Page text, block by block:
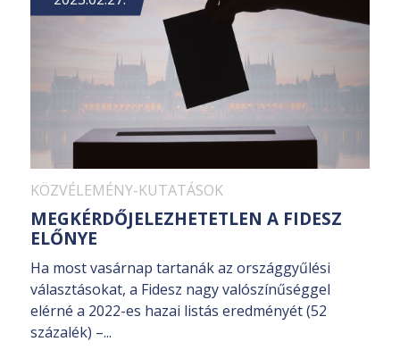
KÖZVÉLEMÉNY-KUTATÁSOK
MEGKÉRDŐJELEZHETETLEN A FIDESZ
ELŐNYE
Ha most vasárnap tartanák az országgyűlési
választásokat, a Fidesz nagy valószínűséggel
elérné a 2022-es hazai listás eredményét (52
százalék) –...